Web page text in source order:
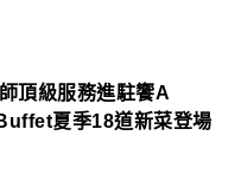
頂級服務進駐饗A
夏季18道新菜登場